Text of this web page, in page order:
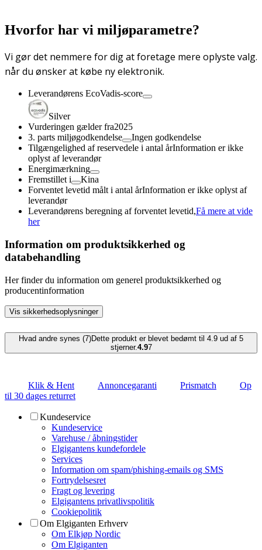
Hvorfor har vi miljøparametre?
Vi gør det nemmere for dig at foretage mere oplyste valg.
når du ønsker at købe ny elektronik.
Leverandørens EcoVadis-score
Silver
Vurderingen gælder fra2025
3. parts miljøgodkendelse
Ingen godkendelse
Tilgængelighed af reservedele i antal årInformation er ikke
oplyst af leverandør
Energimærkning
Fremstillet i
Kina
Forventet levetid målt i antal årInformation er ikke oplyst af
leverandør
Leverandørens beregning af forventet levetid,Få mere at vide
her
Information om produktsikkerhed og
databehandling
Her finder du information om generel produktsikkerhed og
producentinformation
Vis sikkerhedsoplysninger
Hvad andre synes (7)Dette produkt er blevet bedømt til 4.9 ud af 5
stjerner.4.97
Klik & Hent Annoncegaranti Prismatch
Op
til 30 dages returret
Kundeservice
Kundeservice
Varehuse / åbningstider
Elgigantens kundefordele
Services
Information om spam/phishing-emails og SMS
Fortrydelsesret
Fragt og levering
Elgigantens privatlivspolitik
Cookiepolitik
Om Elgiganten Erhverv
Om Elkjøp Nordic
Om Elgiganten